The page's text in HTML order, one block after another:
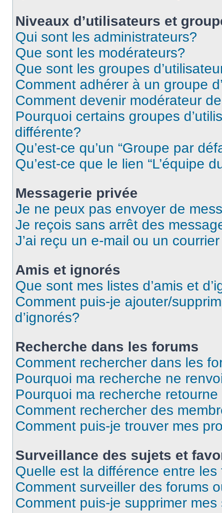
Niveaux d’utilisateurs et
Qui sont les administrateurs?
Que sont les modérateurs?
Que sont les groupes
Comment adhérer à un groupe
Comment devenir modérateur
Pourquoi certains groupes
différente?
Qu’est-ce qu’un “Groupe par
Qu’est-ce que le lien “L’équipe
Messagerie privée
Je ne peux pas envoyer de
Je reçois sans arrêt des
J’ai reçu un e-mail ou un
Amis et ignorés
Que sont mes listes d’amis et
Comment puis-je ajouter/
d’ignorés?
Recherche dans les forums
Comment rechercher dans les
Pourquoi ma recherche ne
Pourquoi ma recherche
Comment rechercher des
Comment puis-je trouver mes
Surveillance des sujets et
Quelle est la différence entre
Comment surveiller des forums
Comment puis-je supprimer